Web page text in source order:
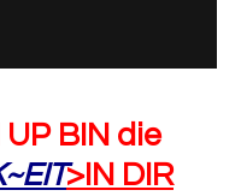
UP BIN die
>IN DIR